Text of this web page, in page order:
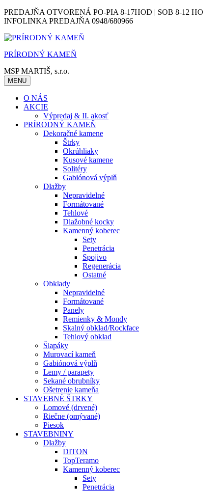
Skip
to
PREDAJŇA OTVORENÁ PO-PIA 8-17HOD | SOB 8-12 HO |
INFOLINKA PREDAJŇA 0948/680966
PRÍRODNÝ KAMEŇ
MSP MARTIŠ, s.r.o.
MENU
O NÁS
AKCIE
Výpredaj & II. akosť
PRÍRODNÝ KAMEŇ
Dekoračné kamene
Štrky
Okrúhliaky
Kusové kamene
Solitéry
Gabiónová výplň
Dlažby
Nepravidelné
Formátované
Tehlové
Dlažobné kocky
Kamenný koberec
Sety
Penetrácia
Spojivo
Regenerácia
Ostatné
Obklady
Nepravidelné
Formátované
Panely
Remienky & Mondy
Skalný obklad/Rockface
Tehlový obklad
Šlapáky
Murovací kameň
Gabiónová výplň
Lemy / parapety
Sekané obrubníky
Ošetrenie kameňa
STAVEBNÉ ŠTRKY
Lomové (drvené)
Riečne (omývané)
Piesok
STAVEBNINY
Dlažby
DITON
TopTeramo
Kamenný koberec
Sety
Penetrácia